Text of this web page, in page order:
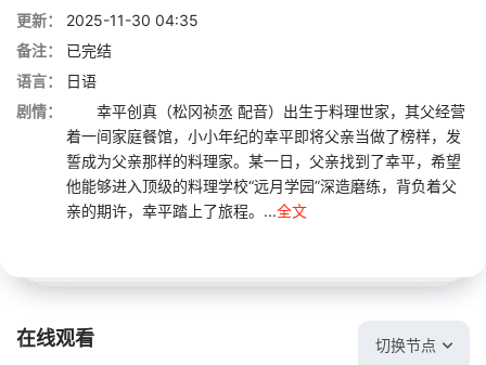
更新：
2025-11-30 04:35
备注：
已完结
语言：
日语
剧情：
幸平创真（松冈祯丞 配音）出生于料理世家，其父经营
着一间家庭餐馆，小小年纪的幸平即将父亲当做了榜样，发
誓成为父亲那样的料理家。某一日，父亲找到了幸平，希望
他能够进入顶级的料理学校“远月学园”深造磨练，背负着父
亲的期许，幸平踏上了旅程。...全文
在线观看 切换节点